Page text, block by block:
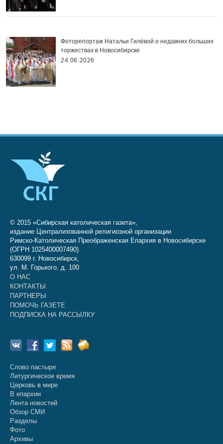
Фоторепортаж Натальи Гилёвой о недавних больших
торжествах в Новосибирске
24.06.2026
© 2015 «Сибирская католическая газета»,
издание Централизованной религиозной организации
Римско-Католическая Преображенская Епархия в Новосибирске
(ОГРН 1025400007490)
630099 г. Новосибирск,
ул. М. Горького, д. 100
О НАС
КОНТАКТЫ
ПАРТНЕРЫ
ПОМОЧЬ ГАЗЕТЕ
ПОДПИСКА НА РАССЫЛКУ
Слово пастыря
Литургическое время
Церковь в мире
В епархии
Лента новостей
Обзор СМИ
Разделы
Фото
Архивы